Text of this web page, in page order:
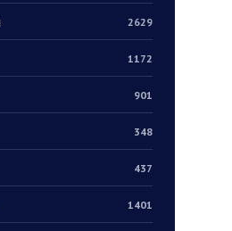
2629
1172
901
348
437
1401